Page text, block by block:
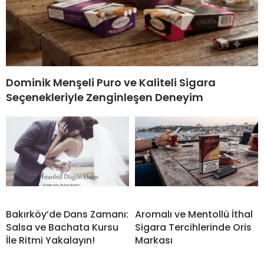
Dominik Menşeli Puro ve Kaliteli Sigara
Seçenekleriyle Zenginleşen Deneyim
Bakırköy’de Dans Zamanı:
Salsa ve Bachata Kursu
İle Ritmi Yakalayın!
Aromalı ve Mentollü İthal
Sigara Tercihlerinde Oris
Markası